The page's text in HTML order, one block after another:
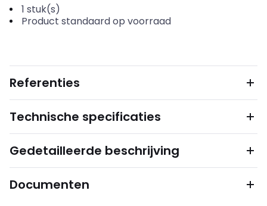
1 stuk(s)
Product standaard op voorraad
Referenties
Technische specificaties
Gedetailleerde beschrijving
Documenten